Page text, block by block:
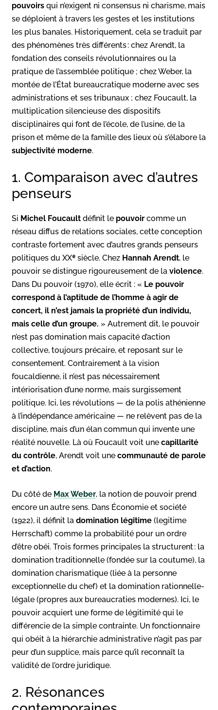
pouvoirs qui n’exigent ni consensus ni charisme, mais
se déploient à travers les gestes et les institutions
les plus banales. Historiquement, cela se traduit par
des phénomènes très différents : chez Arendt, la
fondation des conseils révolutionnaires ou la
pratique de l’assemblée politique ; chez Weber, la
montée de l’État bureaucratique moderne avec ses
administrations et ses tribunaux ; chez Foucault, la
multiplication silencieuse des dispositifs
disciplinaires qui font de l’école, de l’usine, de la
prison et même de la famille des lieux où s’élabore la
subjectivité moderne.
1. Comparaison avec d’autres
penseurs
Si Michel Foucault définit le pouvoir comme un
réseau diffus de relations sociales, cette conception
contraste fortement avec d’autres grands penseurs
politiques du XXᵉ siècle. Chez Hannah Arendt, le
pouvoir se distingue rigoureusement de la violence.
Dans Du pouvoir (1970), elle écrit : « Le pouvoir
correspond à l’aptitude de l’homme à agir de
concert, il n’est jamais la propriété d’un individu,
mais celle d’un groupe. » Autrement dit, le pouvoir
n’est pas domination mais capacité d’action
collective, toujours précaire, et reposant sur le
consentement. Contrairement à la vision
foucaldienne, il n’est pas nécessairement
intériorisation d’une norme, mais surgissement
politique. Ici, les révolutions — de la polis athénienne
à l’indépendance américaine — ne relèvent pas de la
discipline, mais d’un élan commun qui invente une
réalité nouvelle. Là où Foucault voit une capillarité
du contrôle, Arendt voit une communauté de parole
et d’action.
Du côté de Max Weber, la notion de pouvoir prend
encore un autre sens. Dans Économie et société
(1922), il définit la domination légitime (legitime
Herrschaft) comme la probabilité pour un ordre
d’être obéi. Trois formes principales la structurent : la
domination traditionnelle (fondée sur la coutume), la
domination charismatique (liée à la personne
exceptionnelle du chef) et la domination rationnelle-
légale (propres aux bureaucraties modernes). Ici, le
pouvoir acquiert une forme de légitimité qui le
différencie de la simple contrainte. Un fonctionnaire
qui obéit à la hiérarchie administrative n’agit pas par
peur d’un supplice, mais parce qu’il reconnaît la
validité de l’ordre juridique.
2. Résonances